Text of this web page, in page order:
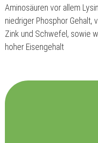
Aminosäuren vor allem
niedriger Phosphor Gehalt,
Zink und Schwefel, sowie
hoher Eisengehalt